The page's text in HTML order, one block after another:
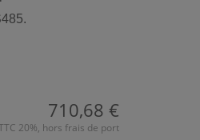
710,68 €
20%, hors frais de port